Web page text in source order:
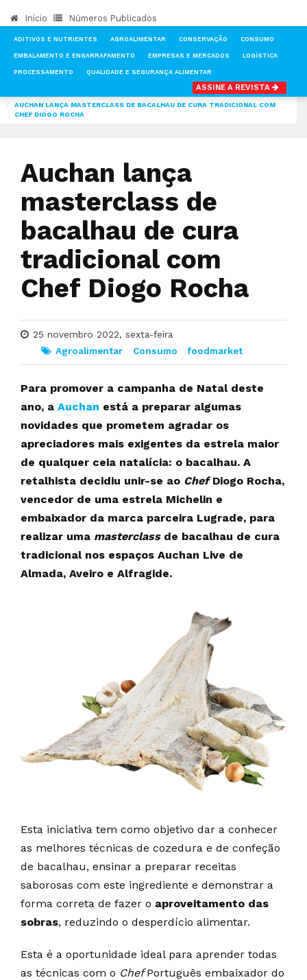
Início Números Publicados
ADITIVOS E NUTRIENTES AGROALIMENTAR CONSERVAÇÃO CONSUMO
EMBALAMENTO E ENGARRAFAMENTO EMPRESAS E MERCADOS LOGÍSTICA
PROCESSAMENTO QUALIDADE E SEGURANÇA ALIMENTAR
ASSINE A REVISTA
AUCHAN LANÇA MASTERCLASS DE BACALHAU DE CURA TRADICIONAL COM
CHEF DIOGO ROCHA
Auchan lança
masterclass de
bacalhau de cura
tradicional com
Chef Diogo Rocha
25 novembro 2022, sexta-feira
Agroalimentar
Consumo foodmarket
Para promover a campanha de Natal deste
ano, a Auchan está a preparar algumas
novidades que prometem agradar os
apreciadores mais exigentes da estrela maior
de qualquer ceia natalícia: o bacalhau. A
retalhista decidiu unir-se ao ChefDiogo Rocha,
vencedor de uma estrela Michelin e
embaixador da marca parceira Lugrade, para
realizar uma masterclass de bacalhau de cura
tradicional nos espaços Auchan Live de
Almada, Aveiro e Alfragide.
Esta iniciativa tem como objetivo dar a conhecer
as melhores técnicas de cozedura e de confeção
de bacalhau, ensinar a preparar receitas
saborosas com este ingrediente e demonstrar a
forma correta de fazer o aproveitamento das
sobras, reduzindo o desperdício alimentar.
Esta é a oportunidade ideal para aprender todas
as técnicas com o ChefPortuguês embaixador do